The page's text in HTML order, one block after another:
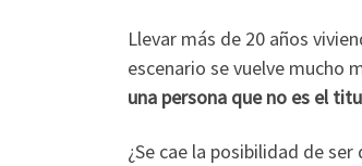
Llevar más de 20 años
escenario se vuelve mucho
una persona que no es el
¿Se cae la posibilidad de